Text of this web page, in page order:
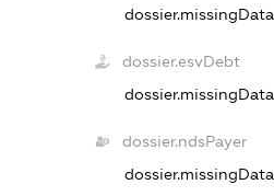
dossier.missingData
dossier.esvDebt
dossier.missingData
dossier.ndsPayer
dossier.missingData